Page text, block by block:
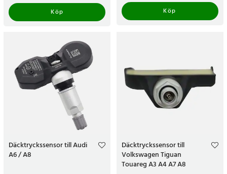
Köp
Köp
Däcktryckssensor till Audi
A6 / A8
Däcktryckssensor till
Volkswagen Tiguan
Touareg A3 A4 A7 A8